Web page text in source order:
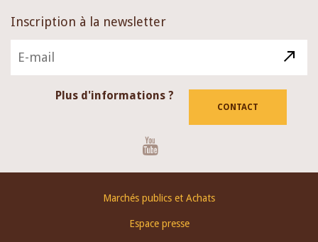
Inscription à la newsletter
Plus d'informations ?
CONTACT
Marchés publics et Achats
Espace presse